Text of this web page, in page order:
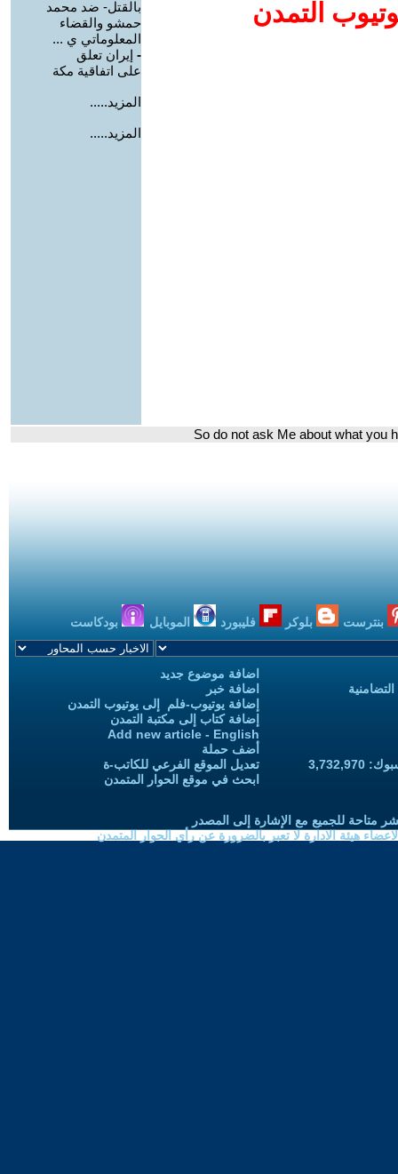
التمدن
بالقتل- ضد محمد
حمشو والقضاء
المعلوماتي ي ...
- إيران تعلق
على اتفاقية مكة
المزيد.....
المزيد.....
بنترست بلوكر فليبورد الموبايل بودكاست
اضافة موضوع جديد
اضافة خبر
إضافة يوتيوب-فلم إلى يوتيوب التمدن
إضافة كتاب إلى مكتبة التمدن
Add new article - English
أضف حملة
تعديل الموقع الفرعي للكاتب-ة
ابحث في موقع الحوار المتمدن
متاحة للجميع مع الإشارة إلى المصدر
هيئة الادارة لا تعبر بالضرورة عن رأي الحوار المتمدن